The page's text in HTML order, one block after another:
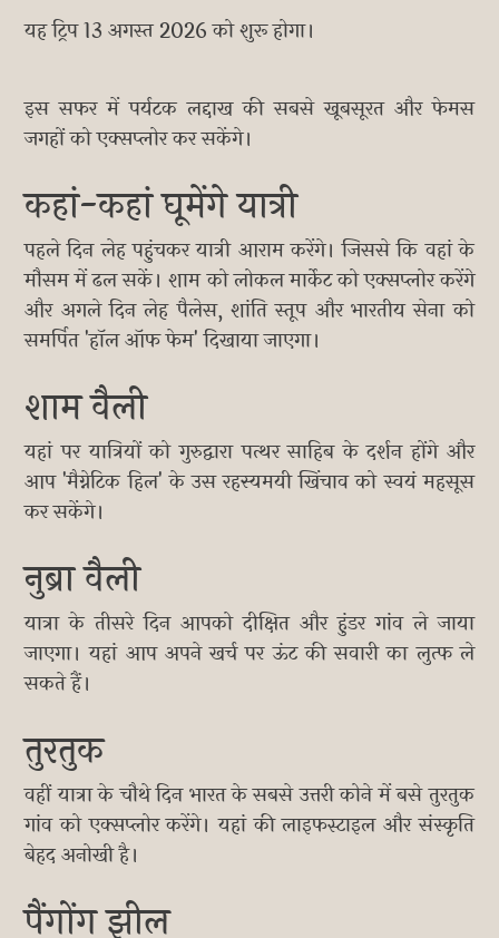
यह ट्रिप 13 अगस्त 2026 को शुरू होगा।
इस सफर में पर्यटक लद्दाख की सबसे खूबसूरत और फेमस
जगहों को एक्सप्लोर कर सकेंगे।
कहां-कहां घूमेंगे यात्री
पहले दिन लेह पहुंचकर यात्री आराम करेंगे। जिससे कि वहां के
मौसम में ढल सकें। शाम को लोकल मार्केट को एक्सप्लोर करेंगे
और अगले दिन लेह पैलेस, शांति स्तूप और भारतीय सेना को
समर्पित 'हॉल ऑफ फेम' दिखाया जाएगा।
शाम वैली
यहां पर यात्रियों को गुरुद्वारा पत्थर साहिब के दर्शन होंगे और
आप 'मैग्नेटिक हिल' के उस रहस्यमयी खिंचाव को स्वयं महसूस
कर सकेंगे।
नुब्रा वैली
यात्रा के तीसरे दिन आपको दीक्षित और हुंडर गांव ले जाया
जाएगा। यहां आप अपने खर्च पर ऊंट की सवारी का लुत्फ ले
सकते हैं।
तुरतुक
वहीं यात्रा के चौथे दिन भारत के सबसे उत्तरी कोने में बसे तुरतुक
गांव को एक्सप्लोर करेंगे। यहां की लाइफस्टाइल और संस्कृति
बेहद अनोखी है।
पैंगोंग झील